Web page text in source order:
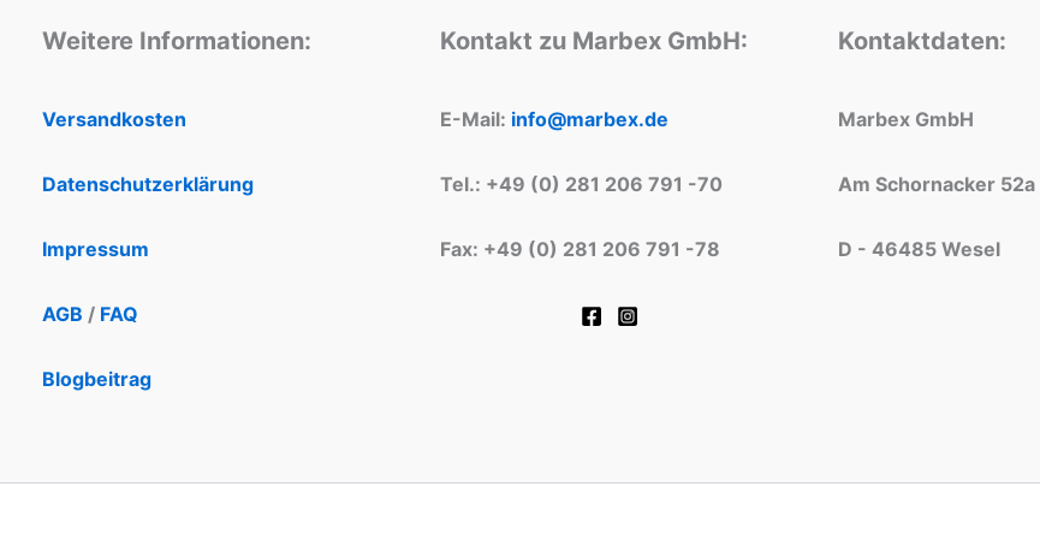
Weitere Informationen:
Versandkosten
Datenschutzerklärung
Impressum
AGB / FAQ
Blogbeitrag
Kontakt zu Marbex GmbH:
E-Mail: info@marbex.de
Tel.: +49 (0) 281 206 791 -70
Fax: +49 (0) 281 206 791 -78
Kontaktdaten:
Marbex GmbH
Am Schornacker 52a
D - 46485 Wesel